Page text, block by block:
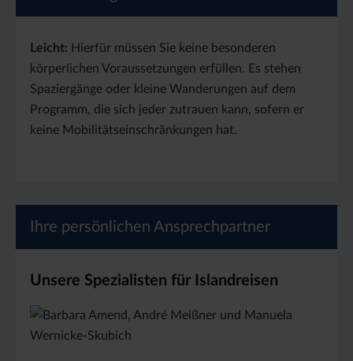
Leicht: Hierfür müssen Sie keine besonderen
körperlichen Voraussetzungen erfüllen. Es stehen
Spaziergänge oder kleine Wanderungen auf dem
Programm, die sich jeder zutrauen kann, sofern er
keine Mobilitätseinschränkungen hat.
Ihre persönlichen Ansprechpartner
Unsere Spezialisten für Islandreisen